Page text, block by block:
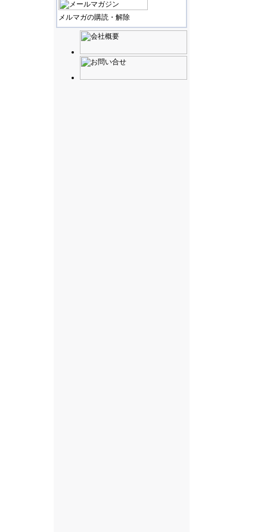
メルマガの購読・解除